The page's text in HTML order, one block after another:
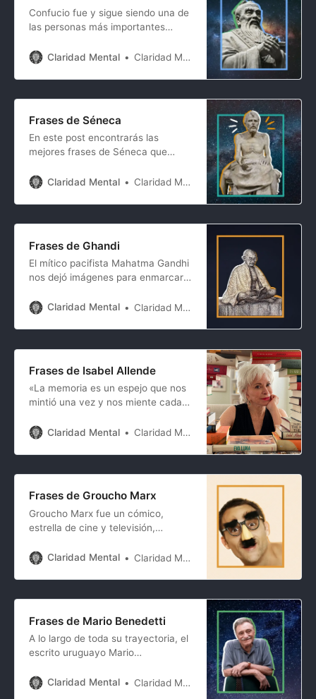
son solo
Confucio fue y sigue siendo una de
las personas más importantes
en el mundo aún es relevante,
hace más de 2000 años y sus
escritos y pensamientos siguen
nosotros. Tanto es así
Claridad Mental Claridad Mental
Frases de Séneca
En este post encontrarás las
mejores frases de Séneca que
ellas vienen con imágenes para que
sociales. Frases de Séneca para
reflexionar El único obstáculo de la
pérdida del día de
Claridad Mental Claridad Mental
Frases de Ghandi
El mítico pacifista Mahatma Gandhi
nos dejó imágenes para enmarcar y
durante la primera guerra mundial,
leerla aquí), en este artículo hemos
Ghandi para aprender mas sobre la
Claridad Mental Claridad Mental
Frases de Isabel Allende
«La memoria es un espejo que nos
mintió una vez y nos miente cada
es una sucesión de lecciones que
entendidas».
Claridad Mental Claridad Mental
Frases de Groucho Marx
Groucho Marx fue un cómico,
estrella de cine y televisión,
estadounidense. Es conocido por su
noche en la ópera (1935), Duck
Soup (1933) y Un día en las
carrera en el vodevil a principios del
siglo XX
Claridad Mental Claridad Mental
Frases de Mario Benedetti
A lo largo de toda su trayectoria, el
escrito uruguayo Mario
inolvidables sobre las decisiones
Claridad Mental Claridad Mental